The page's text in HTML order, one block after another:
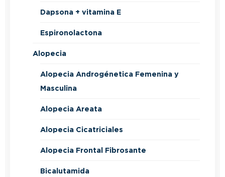
Dapsona + vitamina E
Espironolactona
Alopecia
Alopecia Androgénetica Femenina y
Masculina
Alopecia Areata
Alopecia Cicatriciales
Alopecia Frontal Fibrosante
Bicalutamida